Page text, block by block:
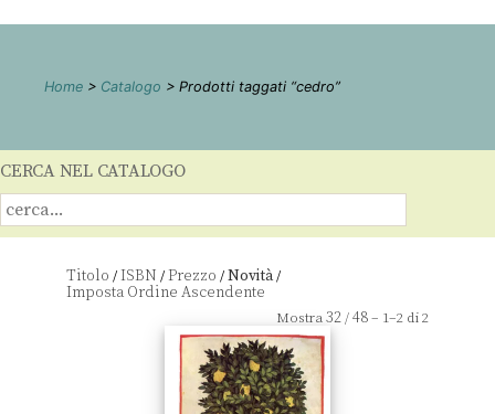
Home > Catalogo > Prodotti taggati “cedro”
CERCA NEL CATALOGO
Titolo /ISBN /Prezzo /Novità/
Mostra32/48– 1–2 di 2